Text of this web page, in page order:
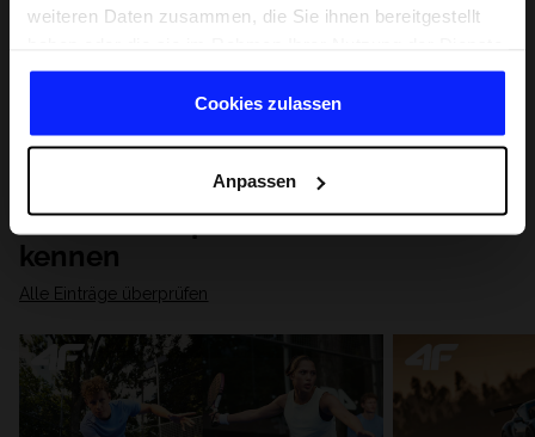
weiteren Daten zusammen, die Sie ihnen bereitgestellt
gesammelt haben.
Cookies zulassen
Anpassen
Lernen Sie Sport von Grund auf
kennen
Alle Einträge überprüfen